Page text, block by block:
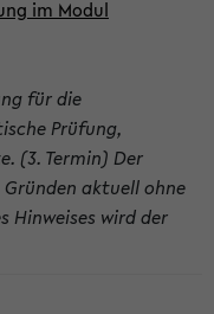
im Modul
für die
Prüfung,
(3. Termin) Der
aktuell ohne
Hinweises wird der